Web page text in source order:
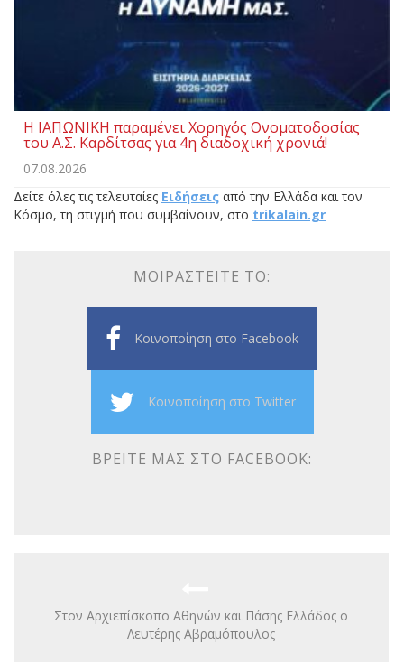
Η ΙΑΠΩΝΙΚΗ παραμένει Χορηγός Ονοματοδοσίας
του Α.Σ. Καρδίτσας για 4η διαδοχική χρονιά!
07.08.2026
Δείτε όλες τις τελευταίες Ειδήσεις από την Ελλάδα και τον
Κόσμο, τη στιγμή που συμβαίνουν, στο trikalain.gr
ΜΟΙΡΑΣΤΕΊΤΕ ΤΟ:
Κοινοποίηση στο Facebook
Κοινοποίηση στο Twitter
ΒΡΕΊΤΕ ΜΑΣ ΣΤΟ FACEBOOK:
Στον Αρχιεπίσκοπο Αθηνών και Πάσης Ελλάδος ο
Λευτέρης Αβραμόπουλος